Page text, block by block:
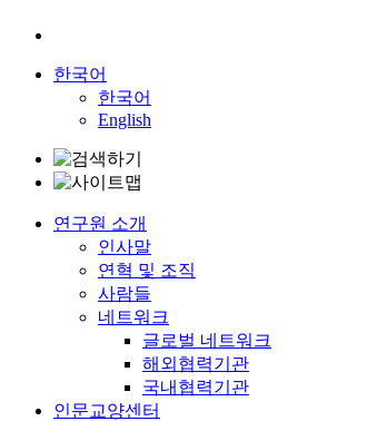
한국어
한국어
English
연구원 소개
인사말
연혁 및 조직
사람들
네트워크
글로벌 네트워크
해외협력기관
국내협력기관
인문교양센터